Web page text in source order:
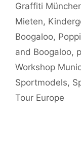
Graffiti
Mieten,
Boogaloo,
and Boogaloo,
Workshop
Sportmodels,
Tour Europe